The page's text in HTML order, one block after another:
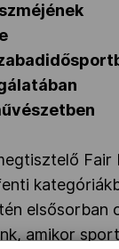
Fair
elsősorban
amikor